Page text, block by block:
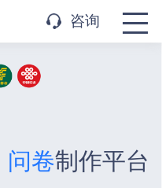
咨询
问卷制作平台